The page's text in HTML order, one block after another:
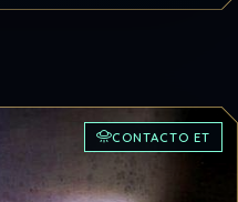
CONTACTO ET